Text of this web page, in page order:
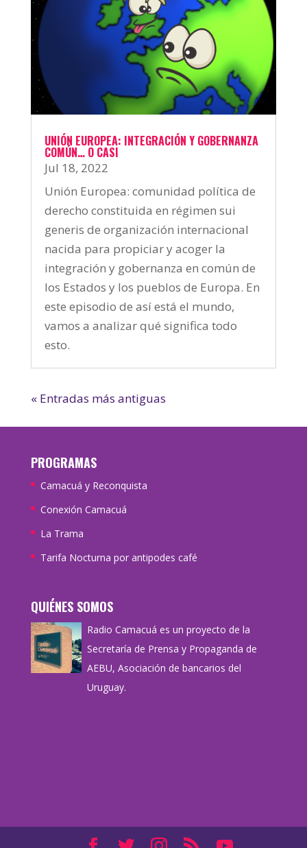
UNIÓN EUROPEA: INTEGRACIÓN Y GOBERNANZA
COMÚN… O CASI
Jul 18, 2022
Unión Europea: comunidad política de
derecho constituida en régimen sui
generis de organización internacional
nacida para propiciar y acoger la
integración y gobernanza en común de
los Estados y los pueblos de Europa. En
este episodio de así está el mundo,
vamos a analizar qué significa todo
esto.
« Entradas más antiguas
PROGRAMAS
Camacuá y Reconquista
Conexión Camacuá
La Trama
Tarifa Nocturna por antipodes café
QUIÉNES SOMOS
Radio Camacuá es un proyecto de la
Secretaría de Prensa y Propaganda de
AEBU, Asociación de bancarios del
Uruguay.